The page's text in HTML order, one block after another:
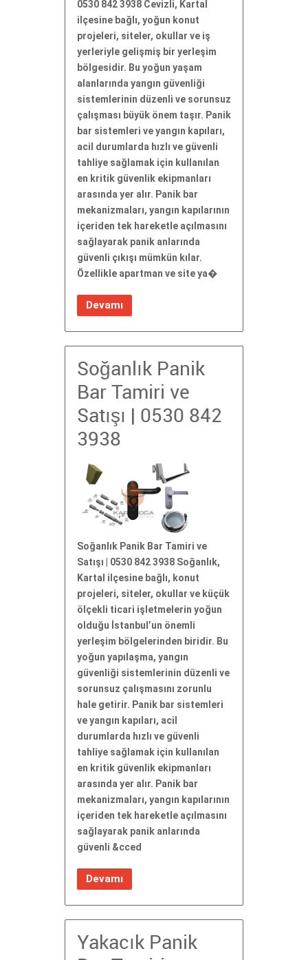
0530 842 3938 Cevizli, Kartal
ilçesine bağlı, yoğun konut
projeleri, siteler, okullar ve iş
yerleriyle gelişmiş bir yerleşim
bölgesidir. Bu yoğun yaşam
alanlarında yangın güvenliği
sistemlerinin düzenli ve sorunsuz
çalışması büyük önem taşır. Panik
bar sistemleri ve yangın kapıları,
acil durumlarda hızlı ve güvenli
tahliye sağlamak için kullanılan
en kritik güvenlik ekipmanları
arasında yer alır. Panik bar
mekanizmaları, yangın kapılarının
içeriden tek hareketle açılmasını
sağlayarak panik anlarında
güvenli çıkışı mümkün kılar.
Özellikle apartman ve site ya�
Devamı
Soğanlık Panik
Bar Tamiri ve
Satışı | 0530 842
3938
Soğanlık Panik Bar Tamiri ve
Satışı | 0530 842 3938 Soğanlık,
Kartal ilçesine bağlı, konut
projeleri, siteler, okullar ve küçük
ölçekli ticari işletmelerin yoğun
olduğu İstanbul’un önemli
yerleşim bölgelerinden biridir. Bu
yoğun yapılaşma, yangın
güvenliği sistemlerinin düzenli ve
sorunsuz çalışmasını zorunlu
hale getirir. Panik bar sistemleri
ve yangın kapıları, acil
durumlarda hızlı ve güvenli
tahliye sağlamak için kullanılan
en kritik güvenlik ekipmanları
arasında yer alır. Panik bar
mekanizmaları, yangın kapılarının
içeriden tek hareketle açılmasını
sağlayarak panik anlarında
güvenli &cced
Devamı
Yakacık Panik